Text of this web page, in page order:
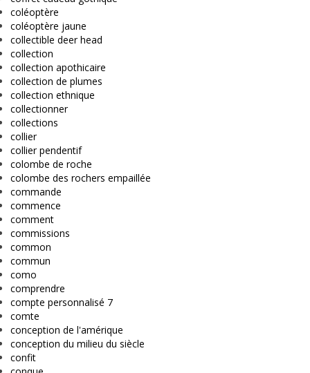
coléoptère
coléoptère jaune
collectible deer head
collection
collection apothicaire
collection de plumes
collection ethnique
collectionner
collections
collier
collier pendentif
colombe de roche
colombe des rochers empaillée
commande
commence
comment
commissions
common
commun
como
comprendre
compte personnalisé 7
comte
conception de l'amérique
conception du milieu du siècle
confit